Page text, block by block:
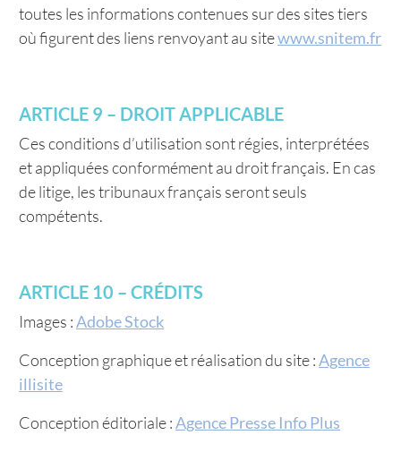
toutes les informations contenues sur des sites tiers
où figurent des liens renvoyant au sitewww.snitem.fr
ARTICLE 9 – DROIT APPLICABLE
Ces conditions d’utilisation sont régies, interprétées
et appliquées conformément au droit français. En cas
de litige, les tribunaux français seront seuls
compétents.
ARTICLE 10 – CRÉDITS
Images :Adobe Stock
Conception graphique et réalisation du site :Agence
illisite
Conception éditoriale :Agence Presse Info Plus